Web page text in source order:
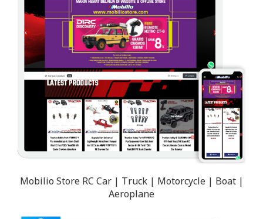
Mobilio Store RC Car | Truck | Motorcycle | Boat |
Aeroplane